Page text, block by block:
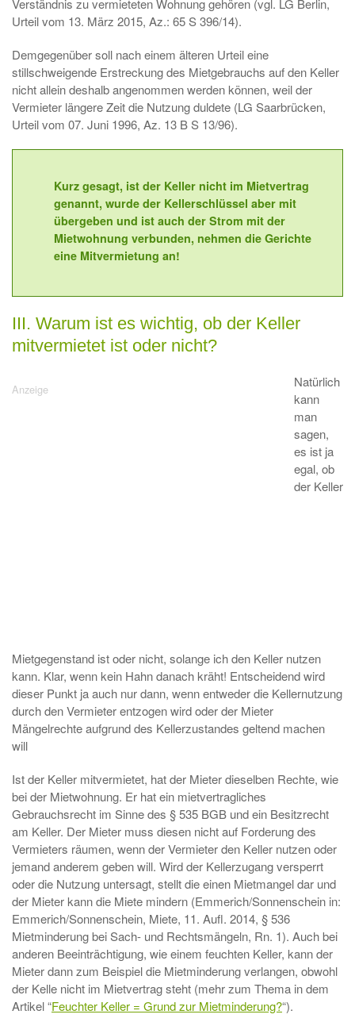
Verständnis zu vermieteten Wohnung gehören (vgl. LG Berlin,
Urteil vom 13. März 2015, Az.: 65 S 396/14).
Demgegenüber soll nach einem älteren Urteil eine
stillschweigende Erstreckung des Mietgebrauchs auf den Keller
nicht allein deshalb angenommen werden können, weil der
Vermieter längere Zeit die Nutzung duldete (LG Saarbrücken,
Urteil vom 07. Juni 1996, Az. 13 B S 13/96).
Kurz gesagt, ist der Keller nicht im Mietvertrag
genannt, wurde der Kellerschlüssel aber mit
übergeben und ist auch der Strom mit der
Mietwohnung verbunden, nehmen die Gerichte
eine Mitvermietung an!
III. Warum ist es wichtig, ob der Keller
mitvermietet ist oder nicht?
Natürlich
kann
man
sagen,
es ist ja
egal, ob
der Keller
Mietgegenstand ist oder nicht, solange ich den Keller nutzen
kann. Klar, wenn kein Hahn danach kräht! Entscheidend wird
dieser Punkt ja auch nur dann, wenn entweder die Kellernutzung
durch den Vermieter entzogen wird oder der Mieter
Mängelrechte aufgrund des Kellerzustandes geltend machen
will
Ist der Keller mitvermietet, hat der Mieter dieselben Rechte, wie
bei der Mietwohnung. Er hat ein mietvertragliches
Gebrauchsrecht im Sinne des § 535 BGB und ein Besitzrecht
am Keller. Der Mieter muss diesen nicht auf Forderung des
Vermieters räumen, wenn der Vermieter den Keller nutzen oder
jemand anderem geben will. Wird der Kellerzugang versperrt
oder die Nutzung untersagt, stellt die einen Mietmangel dar und
der Mieter kann die Miete mindern (Emmerich/Sonnenschein in:
Emmerich/Sonnenschein, Miete, 11. Aufl. 2014, § 536
Mietminderung bei Sach- und Rechtsmängeln, Rn. 1). Auch bei
anderen Beeinträchtigung, wie einem feuchten Keller, kann der
Mieter dann zum Beispiel die Mietminderung verlangen, obwohl
der Kelle nicht im Mietvertrag steht (mehr zum Thema in dem
Artikel “Feuchter Keller = Grund zur Mietminderung?“).